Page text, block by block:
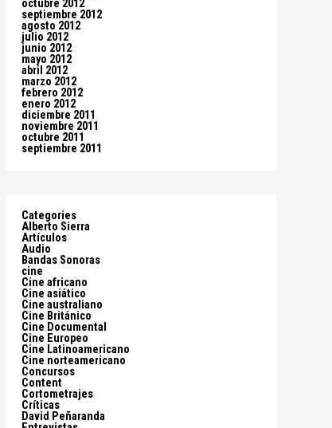
octubre 2012
septiembre 2012
agosto 2012
julio 2012
junio 2012
mayo 2012
abril 2012
marzo 2012
febrero 2012
enero 2012
diciembre 2011
noviembre 2011
octubre 2011
septiembre 2011
Categories
Alberto Sierra
Artículos
Audio
Bandas Sonoras
cine
Cine africano
Cine asiático
Cine australiano
Cine Británico
Cine Documental
Cine Europeo
Cine Latinoamericano
Cine norteamericano
Concursos
Content
Cortometrajes
Críticas
David Peñaranda